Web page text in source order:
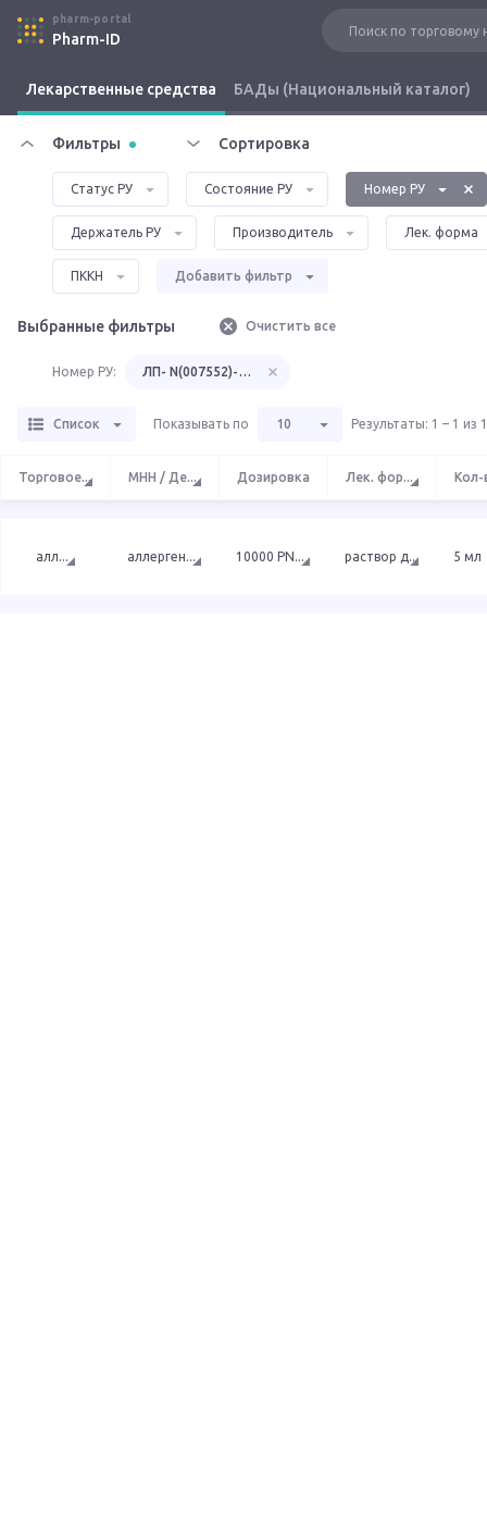
pharm-portal
Pharm-ID
Лекарственные средства БАДы (Национальный каталог)
Фильтры Сортировка
Статус РУ Состояние РУ Номер РУ
Держатель РУ Производитель Лек. форма
ПККН Добавить фильтр
Выбранные фильтры Очистить все
Номер РУ: ЛП- N(007552)-(РГ-RU)
Список Показывать по 10 Результаты: 1 – 1 из 1
Торговое... МНН / Де... Дозировка Лек. фор... Кол-
алл... аллерген... 10000 PN... раствор д... 5 мл